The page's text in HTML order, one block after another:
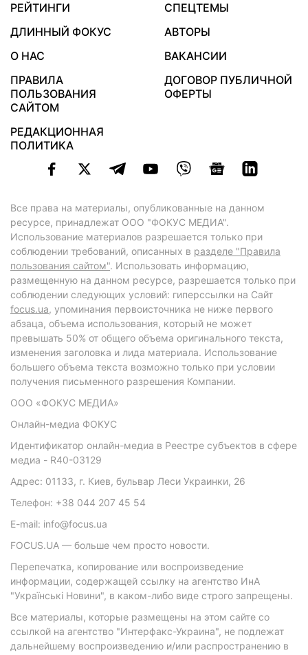
РЕЙТИНГИ
СПЕЦТЕМЫ
ДЛИННЫЙ ФОКУС
АВТОРЫ
О НАС
ВАКАНСИИ
ПРАВИЛА
ПОЛЬЗОВАНИЯ
САЙТОМ
ДОГОВОР ПУБЛИЧНОЙ
ОФЕРТЫ
РЕДАКЦИОННАЯ
ПОЛИТИКА
Все права на материалы, опубликованные на данном
ресурсе, принадлежат ООО "ФОКУС МЕДИА".
Использование материалов разрешается только при
соблюдении требований, описанных в разделе "Правила
пользования сайтом". Использовать информацию,
размещенную на данном ресурсе, разрешается только при
соблюдении следующих условий: гиперссылки на Сайт
focus.ua, упоминания первоисточника не ниже первого
абзаца, объема использования, который не может
превышать 50% от общего объема оригинального текста,
изменения заголовка и лида материала. Использование
большего объема текста возможно только при условии
получения письменного разрешения Компании.
ООО «ФОКУС МЕДИА»
Онлайн-медиа ФОКУС
Идентификатор онлайн-медиа в Реестре субъектов в сфере
медиа - R40-03129
Адрес: 01133, г. Киев, бульвар Леси Украинки, 26
Телефон: +38 044 207 45 54
E-mail: info@focus.ua
FOCUS.UA — больше чем просто новости.
Перепечатка, копирование или воспроизведение
информации, содержащей ссылку на агентство ИнА
"Українські Новини", в каком-либо виде строго запрещены.
Все материалы, которые размещены на этом сайте со
ссылкой на агентство "Интерфакс-Украина", не подлежат
дальнейшему воспроизведению и/или распространению в